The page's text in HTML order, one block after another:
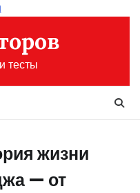
тесты
жизни
— от